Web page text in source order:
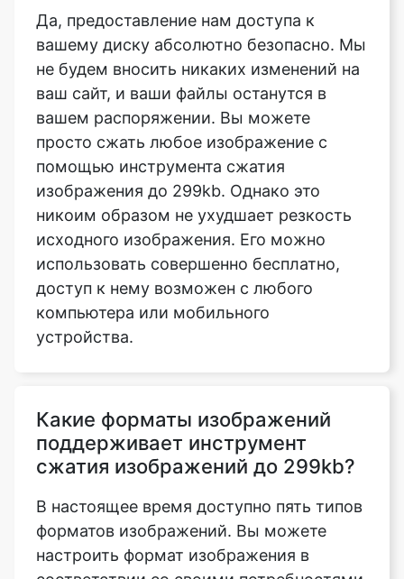
ваш сайт, и ваши файлы останутся в
вашем распоряжении. Вы можете
просто сжать любое изображение с
помощью инструмента сжатия
изображения до 299kb. Однако это
никоим образом не ухудшает резкость
исходного изображения. Его можно
использовать совершенно бесплатно,
доступ к нему возможен с любого
компьютера или мобильного
устройства.
Какие форматы изображений
В настоящее время доступно пять типов
форматов изображений. Вы можете
настроить формат изображения в
соответствии со своими потребностями.
Среди доступных форматов — WEBP,
PNG, JPG, JPEG и GIF. Если вы хотите